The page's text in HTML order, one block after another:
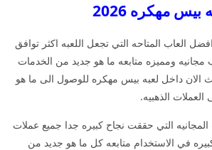
مهكره 2026
العاب المتاحه التي تجعل اللعبه اكثر توافق
ومميزه متابعه ما هو جديد من الخدمات
الان داخل لعبه بيس مهكره للوصول الى ما هو
الذهبيه.
التي حققت نجاح كبيره جدا جميع عملات
في الاستخدام متابعه كل ما هو جديد من